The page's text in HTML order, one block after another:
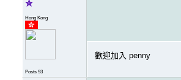
Hong Kong
Posts 93
歡迎加入 penny